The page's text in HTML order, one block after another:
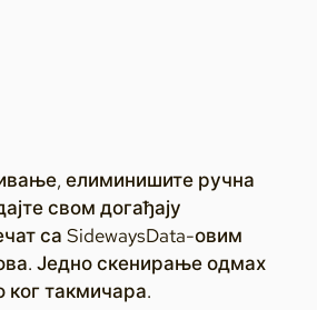
елиминишите ручна
свом догађају
са SidewaysData-овим
Једно скенирање одмах
ког такмичара.